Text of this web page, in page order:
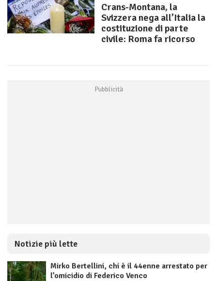
Crans-Montana, la
Svizzera nega all’Italia la
costituzione di parte
civile: Roma fa ricorso
Notizie più lette
Mirko Bertellini, chi è il 44enne arrestato per
l’omicidio di Federico Venco